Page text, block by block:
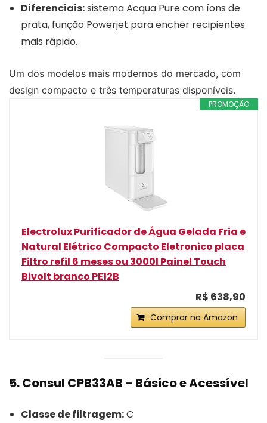
Diferenciais:sistema Acqua Pure com íons de
prata, função Powerjet para encher recipientes
mais rápido.
Um dos modelos mais modernos do mercado, com
design compacto e três temperaturas disponíveis.
PROMOÇÃO
Electrolux Purificador de Água Gelada Fria e
Natural Elétrico Compacto Eletronico placa
Filtro refil 6 meses ou 3000l Painel Touch
Bivolt branco PE12B
R$ 638,90
Comprar na Amazon
5. Consul CPB33AB – Básico e Acessível
Classe de filtragem:C